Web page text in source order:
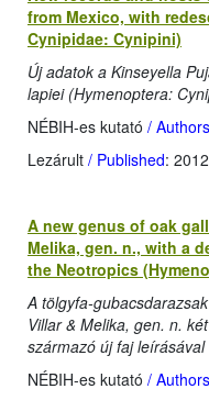
from Mexico, with
Cynipidae: Cynipini)
Új adatok a Kinseyella
lapiei (Hymenoptera:
NÉBIH-es kutató /
Lezárult / Published: 2012
A new genus of oak
Melika, gen. n., with a
the Neotropics
A tölgyfa-
Villar & Melika, gen. n.
származó új faj
NÉBIH-es kutató /